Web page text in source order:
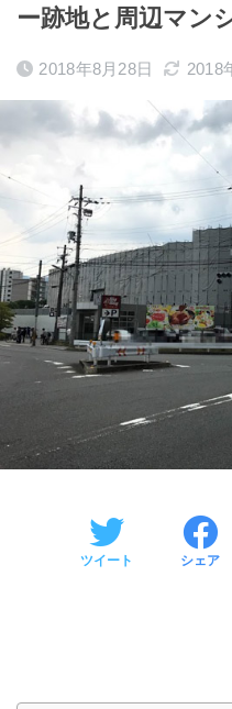
ー跡地と周辺マン
2018年8月28日 2018
ツイート シェア